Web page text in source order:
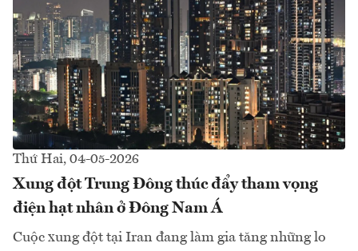
Thứ Hai, 04-05-2026
Xung đột Trung Đông thúc đẩy tham vọng
điện hạt nhân ở Đông Nam Á
Cuộc xung đột tại Iran đang làm gia tăng những lo